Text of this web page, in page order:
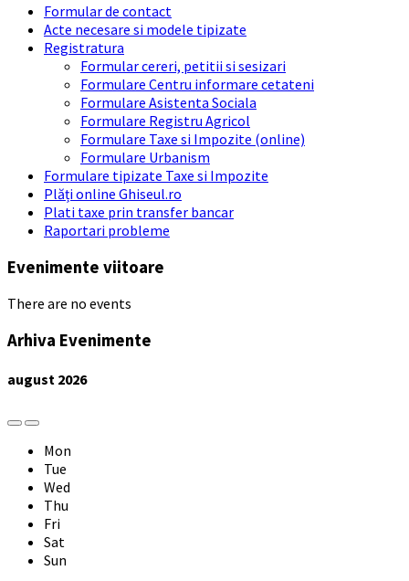
Formular de contact
Acte necesare si modele tipizate
Registratura
Formular cereri, petitii si sesizari
Formulare Centru informare cetateni
Formulare Asistenta Sociala
Formulare Registru Agricol
Formulare Taxe si Impozite (online)
Formulare Urbanism
Formulare tipizate Taxe si Impozite
Plăți online Ghiseul.ro
Plati taxe prin transfer bancar
Raportari probleme
Evenimente viitoare
There are no events
Arhiva Evenimente
august 2026
Previous
Month
Next
Month
Mon
Tue
Wed
Thu
Fri
Sat
Sun